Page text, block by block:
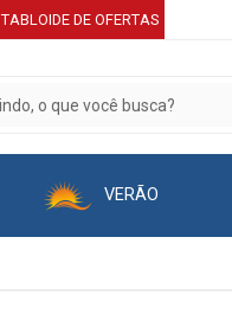
TABLOIDE DE OFERTAS
VERÃO